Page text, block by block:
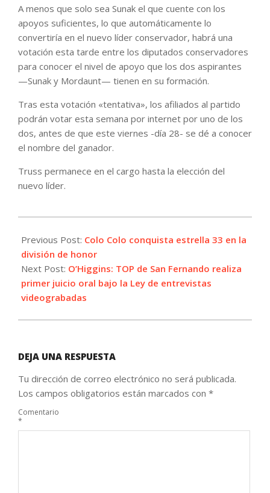
A menos que solo sea Sunak el que cuente con los
apoyos suficientes, lo que automáticamente lo
convertiría en el nuevo líder conservador, habrá una
votación esta tarde entre los diputados conservadores
para conocer el nivel de apoyo que los dos aspirantes
—Sunak y Mordaunt— tienen en su formación.
Tras esta votación «tentativa», los afiliados al partido
podrán votar esta semana por internet por uno de los
dos, antes de que este viernes -día 28- se dé a conocer
el nombre del ganador.
Truss permanece en el cargo hasta la elección del
nuevo líder.
10-
24
Previous Post: Colo Colo conquista estrella 33 en la
división de honor
Next Post: O’Higgins: TOP de San Fernando realiza
primer juicio oral bajo la Ley de entrevistas
videograbadas
DEJA UNA RESPUESTA
Tu dirección de correo electrónico no será publicada.
Los campos obligatorios están marcados con *
Comentario
*